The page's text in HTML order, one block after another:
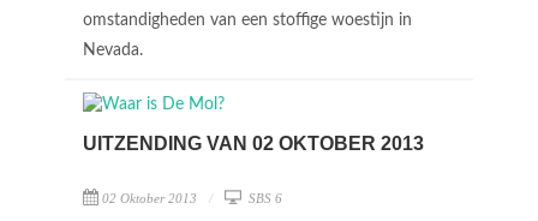
omstandigheden van een stoffige woestijn in
Nevada.
UITZENDING VAN 02 OKTOBER 2013
02 Oktober 2013 SBS 6